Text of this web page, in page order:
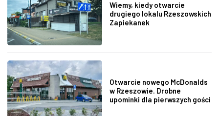
Wiemy, kiedy otwarcie
drugiego lokalu Rzeszowskich
Zapiekanek
Otwarcie nowego McDonalds
w Rzeszowie. Drobne
upominki dla pierwszych gości